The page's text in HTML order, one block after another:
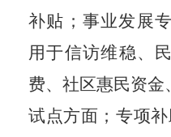
补贴；事业发展
用于信访维稳、
费、社区惠民资
试点方面；专项补